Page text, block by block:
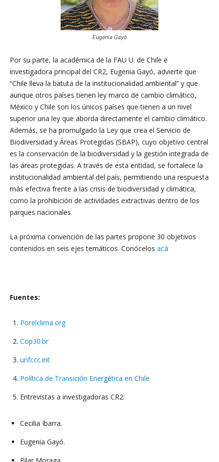
Eugenia Gayó
Por su parte, la académica de la FAU U. de Chile e
investigadora principal del CR2, Eugenia Gayó, advierte que
“Chile lleva la batuta de la institucionalidad ambiental” y que
aunque otros países tienen ley marco de cambio climático,
México y Chile son los únicos países que tienen a un nivel
superior una ley que aborda directamente el cambio climático.
Además, se ha promulgado la Ley que crea el Servicio de
Biodiversidad y Áreas Protegidas (SBAP), cuyo objetivo central
es la conservación de la biodiversidad y la gestión integrada de
las áreas protegidas. A través de esta entidad, se fortalece la
institucionalidad ambiental del país, permitiendo una respuesta
más efectiva frente a las crisis de biodiversidad y climática,
como la prohibición de actividades extractivas dentro de los
parques nacionales.
La próxima convención de las partes propone 30 objetivos
contenidos en seis ejes temáticos. Conócelos acá
Fuentes:
Porelclima.org
Cop30.br
unfccc.int
Política de Transición Energética en Chile
Entrevistas a investigadoras CR2:
Cecilia Ibarra.
Eugenia Gayó.